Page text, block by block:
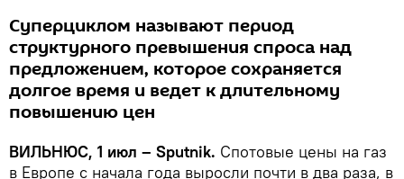
Суперциклом называют период
структурного превышения спроса над
предложением, которое сохраняется
долгое время и ведет к длительному
повышению цен
ВИЛЬНЮС, 1 июл – Sputnik. Спотовые цены на газ
в Европе с начала года выросли почти в два раза, в